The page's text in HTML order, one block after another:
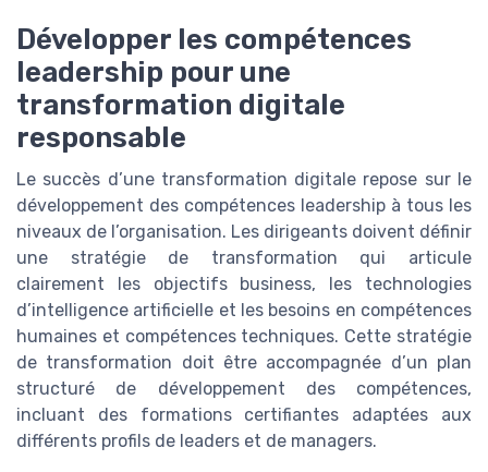
Développer les compétences
leadership pour une
transformation digitale
responsable
Le succès d’une transformation digitale repose sur le
développement des compétences leadership à tous les
niveaux de l’organisation. Les dirigeants doivent définir
une stratégie de transformation qui articule
clairement les objectifs business, les technologies
d’intelligence artificielle et les besoins en compétences
humaines et compétences techniques. Cette stratégie
de transformation doit être accompagnée d’un plan
structuré de développement des compétences,
incluant des formations certifiantes adaptées aux
différents profils de leaders et de managers.